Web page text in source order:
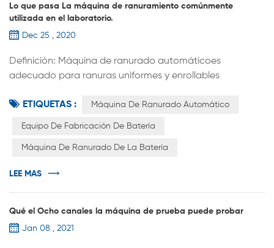
Lo que pasa La máquina de ranuramiento comúnmente
utilizada en el laboratorio.
Dec 25 , 2020
Definición: Máquina de ranurado automáticoes
adecuado para ranuras uniformes y enrollables
de aluminio condensador ) Equipado con baterías. El
de diversas especificaciones, como 18650 26650 32700
ETIQUETAS : Máquina De Ranurado Automático
Equipo De Fabricación De Batería
Máquina De Ranurado De La Batería
LEE MAS
Qué el Ocho canales la máquina de prueba puede probar
Jan 08 , 2021